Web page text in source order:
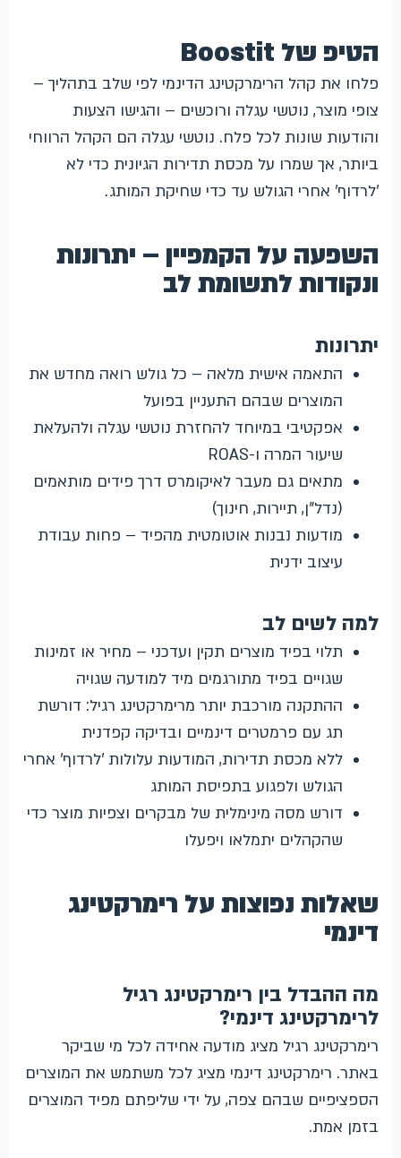
הטיפ של Boostit
פלחו את קהל הרימרקטינג הדינמי לפי שלב בתהליך –
צופי מוצר, נוטשי עגלה ורוכשים – והגישו הצעות
והודעות שונות לכל פלח. נוטשי עגלה הם הקהל הרווחי
ביותר, אך שמרו על מכסת תדירות הגיונית כדי לא
'לרדוף' אחרי הגולש עד כדי שחיקת המותג.
השפעה על הקמפיין – יתרונות
ונקודות לתשומת לב
יתרונות
התאמה אישית מלאה – כל גולש רואה מחדש את
המוצרים שבהם התעניין בפועל
אפקטיבי במיוחד להחזרת נוטשי עגלה ולהעלאת
שיעור המרה ו-ROAS
מתאים גם מעבר לאיקומרס דרך פידים מותאמים
(נדל"ן, תיירות, חינוך)
מודעות נבנות אוטומטית מהפיד – פחות עבודת
עיצוב ידנית
למה לשים לב
תלוי בפיד מוצרים תקין ועדכני – מחיר או זמינות
שגויים בפיד מתורגמים מיד למודעה שגויה
ההתקנה מורכבת יותר מרימרקטינג רגיל: דורשת
תג עם פרמטרים דינמיים ובדיקה קפדנית
ללא מכסת תדירות, המודעות עלולות 'לרדוף' אחרי
הגולש ולפגוע בתפיסת המותג
דורש מסה מינימלית של מבקרים וצפיות מוצר כדי
שהקהלים יתמלאו ויפעלו
שאלות נפוצות על רימרקטינג
דינמי
מה ההבדל בין רימרקטינג רגיל
לרימרקטינג דינמי?
רימרקטינג רגיל מציג מודעה אחידה לכל מי שביקר
באתר. רימרקטינג דינמי מציג לכל משתמש את המוצרים
הספציפיים שבהם צפה, על ידי שליפתם מפיד המוצרים
בזמן אמת.